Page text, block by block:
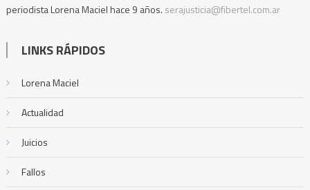
periodista Lorena Maciel hace 9 años. serajusticia@fibertel.com.ar
LINKS RÁPIDOS
Lorena Maciel
Actualidad
Juicios
Fallos